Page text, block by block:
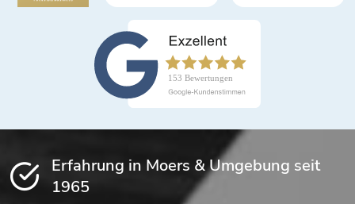
Erfahrung in Moers & Umgebung seit
1965